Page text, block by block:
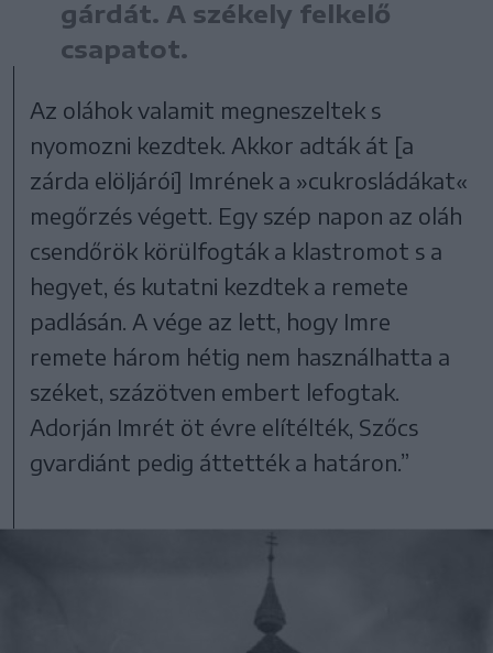
gárdát. A székely felkelő
csapatot.
Az oláhok valamit megneszeltek s
nyomozni kezdtek. Akkor adták át [a
zárda elöljárói] Imrének a »cukrosládákat«
megőrzés végett. Egy szép napon az oláh
csendőrök körülfogták a klastromot s a
hegyet, és kutatni kezdtek a remete
padlásán. A vége az lett, hogy Imre
remete három hétig nem használhatta a
széket, százötven embert lefogtak.
Adorján Imrét öt évre elítélték, Szőcs
gvardiánt pedig áttették a határon.”